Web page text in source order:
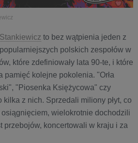
to bez wątpienia jeden z
polskich zespołów w
które zdefiniowały lata 90-te, i które
pamięć kolejne pokolenia. "Orła
"Piosenka Księżycowa" czy
kilka z nich. Sprzedali miliony płyt, co
wielokrotnie dochodzili
przebojów, koncertowali w kraju i za